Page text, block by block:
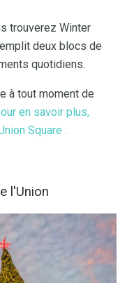
trouverez Winter
deux blocs de
quotidiens.
à tout moment de
en savoir plus,
Square .
l'Union